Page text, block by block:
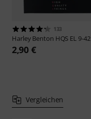
133
Harley Benton HQS EL 9-42
2,90 €
Vergleichen